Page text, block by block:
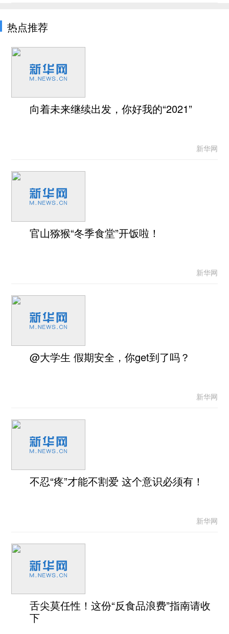
热点推荐
向着未来继续出发，你好我的“2021”
新华网
官山猕猴“冬季食堂”开饭啦！
新华网
@大学生 假期安全，你get到了吗？
新华网
不忍“疼”才能不割爱 这个意识必须有！
新华网
舌尖莫任性！这份“反食品浪费”指南请收
下